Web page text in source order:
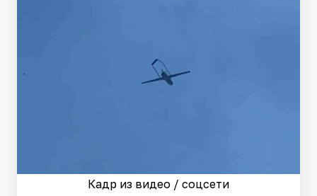
Кадр из видео / соцсети